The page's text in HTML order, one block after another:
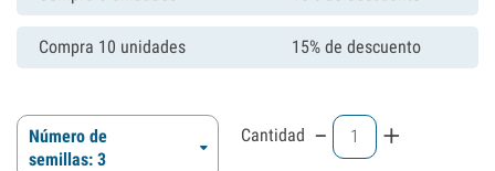
Compra 10 unidades 15% de descuento
Número de
semillas: 3
Cantidad - +